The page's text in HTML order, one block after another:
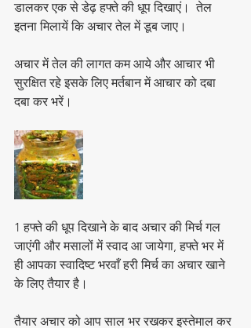
डालकर एक से डेढ़ हफ्ते की धूप दिखाएं।  तेल
इतना मिलायें कि अचार तेल में डूब जाए।
अचार में तेल की लागत कम आये और आचार भी
सुरक्षित रहे इसके लिए मर्तबान में आचार को दबा
दबा कर भरें।
1 हफ्ते की धूप दिखाने के बाद अचार की मिर्च गल
जाएंगी और मसालों में स्वाद आ जायेगा, हफ्ते भर में
ही आपका स्वादिष्ट भरवाँ हरी मिर्च का अचार खाने
के लिए तैयार है।
तैयार अचार को आप साल भर रखकर इस्तेमाल कर